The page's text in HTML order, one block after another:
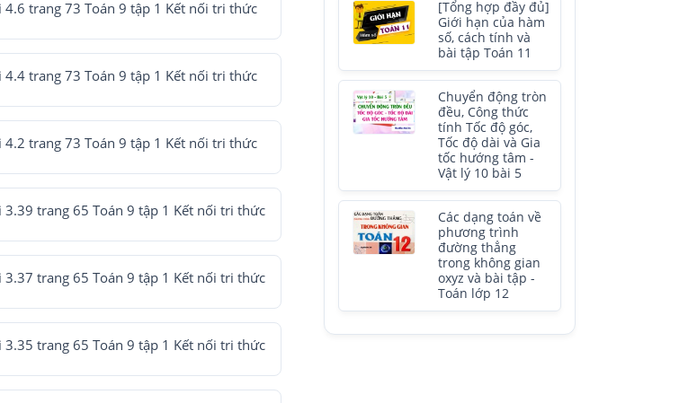
4.6 trang 73 Toán 9 tập 1 Kết nối tri thức
4.4 trang 73 Toán 9 tập 1 Kết nối tri thức
4.2 trang 73 Toán 9 tập 1 Kết nối tri thức
3.39 trang 65 Toán 9 tập 1 Kết nối tri thức
3.37 trang 65 Toán 9 tập 1 Kết nối tri thức
3.35 trang 65 Toán 9 tập 1 Kết nối tri thức
[Tổng hợp đầy đủ]
Giới hạn của hàm
số, cách tính và
bài tập Toán 11
Chuyển động tròn
đều, Công thức
tính Tốc độ góc,
Tốc độ dài và Gia
tốc hướng tâm -
Vật lý 10 bài 5
Các dạng toán về
phương trình
đường thẳng
trong không gian
oxyz và bài tập -
Toán lớp 12